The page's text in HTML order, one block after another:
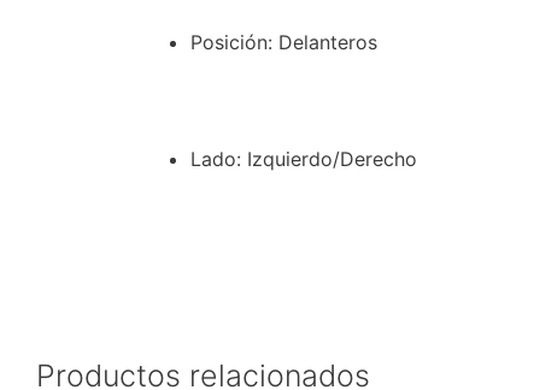
Posición: Delanteros
Lado: Izquierdo/Derecho
Productos relacionados